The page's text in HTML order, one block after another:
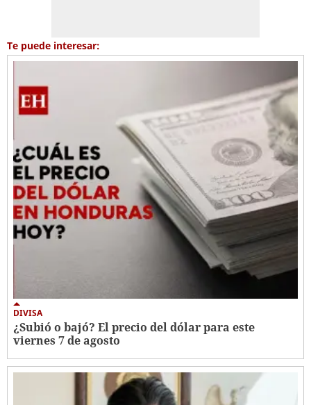
Te puede interesar:
DIVISA
¿Subió o bajó? El precio del dólar para este
viernes 7 de agosto